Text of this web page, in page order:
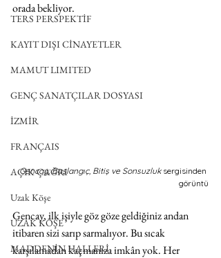
TERS PERSPEKTİF
KAYIT DIŞI CİNAYETLER
MAMUT LIMITED
GENÇ SANATÇILAR DOSYASI
İZMİR
FRANÇAIS
AÇIK ÇAĞRI
Uzak Köşe
UZAK KÖŞE
MADDENİN HALLERİ
orada bekliyor.
Gencay: Başlangıç, Bitiş ve Sonsuzluk sergisinden
görüntü
Gencay, ilk işiyle göz göze geldiğiniz andan
itibaren sizi sarıp sarmalıyor. Bu sıcak
karşılamadan kaçmanıza imkân yok. Her